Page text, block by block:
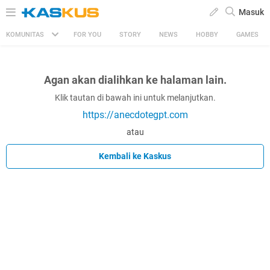
Masuk
KOMUNITAS FOR YOU STORY NEWS HOBBY GAMES
Agan akan dialihkan ke halaman lain.
Klik tautan di bawah ini untuk melanjutkan.
https://anecdotegpt.com
atau
Kembali ke Kaskus